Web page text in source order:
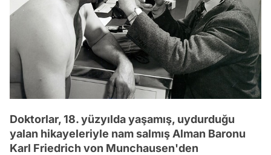
Doktorlar, 18. yüzyılda yaşamış, uydurduğu
yalan hikayeleriyle nam salmış Alman Baronu
Karl Friedrich von Munchausen'den